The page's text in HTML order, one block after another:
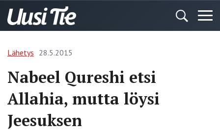
Lähetys 28.5.2015
Nabeel Qureshi etsi
Allahia, mutta löysi
Jeesuksen